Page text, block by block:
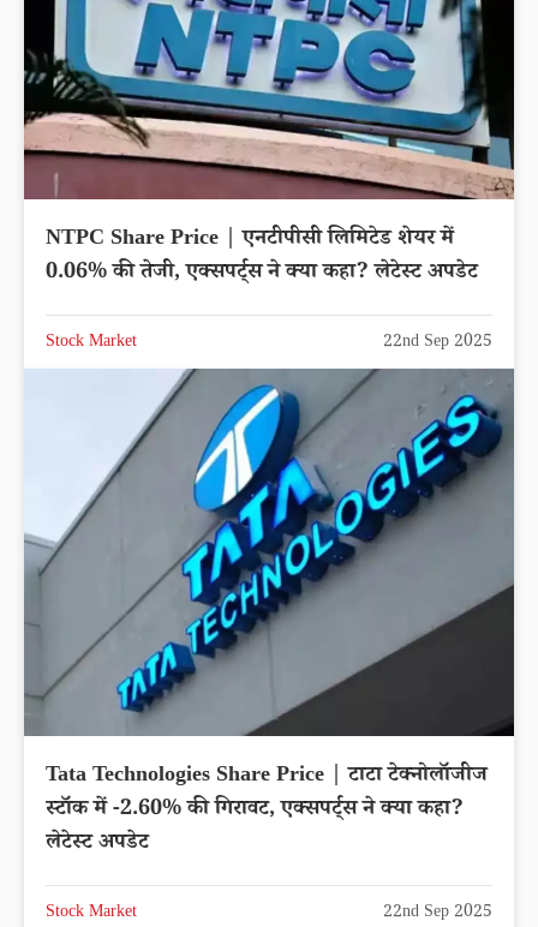
Latest News
RVNL Share Price | रेल विकास निगम शेयर
मालामाल करेगा, लगातार चढ़ रहा भाव, खरीदने की मची है
लूट
Stock Market 22nd Sep 2025